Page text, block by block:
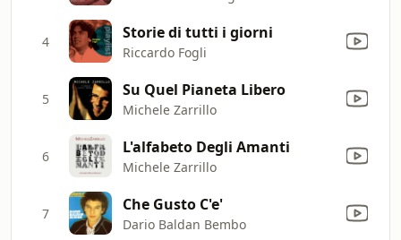
4 Storie di tutti i giorni
Riccardo Fogli
5 Su Quel Pianeta Libero
Michele Zarrillo
6 L'alfabeto Degli Amanti
Michele Zarrillo
7 Che Gusto C'e'
Dario Baldan Bembo